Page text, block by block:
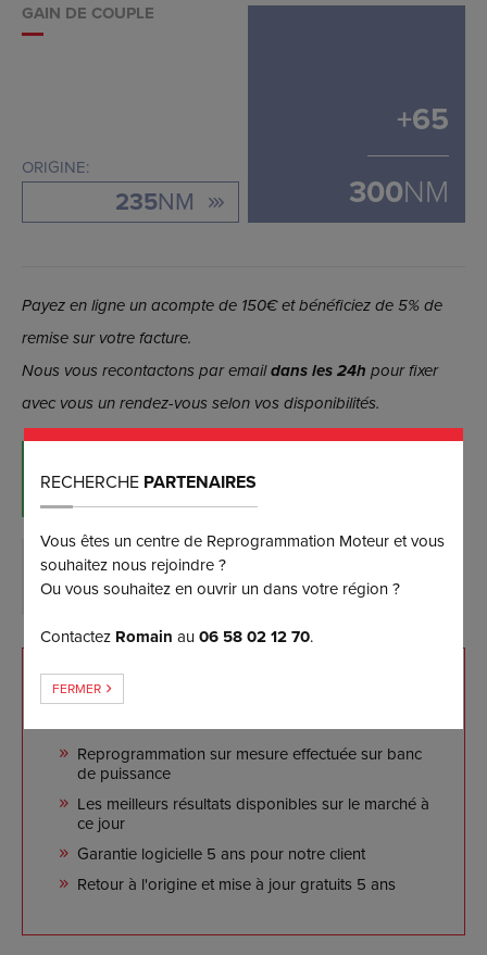
GAIN DE COUPLE
ORIGINE:
235NM
+65
300NM
Payez en ligne un acompte de 150€ et bénéficiez de 5% de
remise sur votre facture.
Nous vous recontactons par emaildans les 24h pour fixer
avec vous un rendez-vous selon vos disponibilités.
RÉSERVER MAINTENANT
(et bénéficiez d’une remise de 5%)
DEMANDER PLUS D’INFORMATIONS
NOS ENGAGEMENTS
Reprogrammation sur mesure effectuée sur banc
de puissance
Les meilleurs résultats disponibles sur le marché à
ce jour
Garantie logicielle 5 ans pour notre client
Retour à l'origine et mise à jour gratuits 5 ans
RECHERCHE PARTENAIRES
Vous êtes un centre de Reprogrammation Moteur et vous
souhaitez nous rejoindre ?
Ou vous souhaitez en ouvrir un dans votre région ?
Contactez Romain au06 58 02 12 70.
FERMER